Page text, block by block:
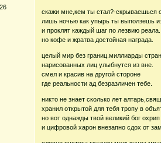
скажи мне,кем ты стал?-скрываешься
лишь ночью как упырь ты выползешь
и проклят каждый шаг по лезвию реала.
но кофе и жратва достойная награда.
целый мир без границ.миллиарды
нарисованных лиц улыбнутся из вне.
смел и красив на другой стороне
где реальности ад безразличен тебе.
никто не знает сколько лет
хранил открытой для тебя тропу в
но вот однажды твой великий бог
и цифровой харон внезапно сдох от